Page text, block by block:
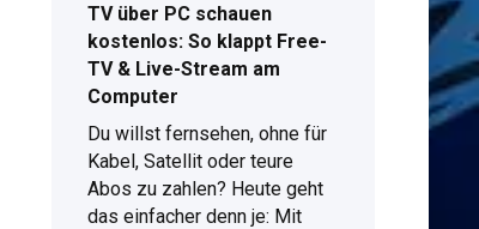
TV über PC schauen
kostenlos: So klappt Free-
TV & Live-Stream am
Computer
Du willst fernsehen, ohne für
Kabel, Satellit oder teure
Abos zu zahlen? Heute geht
das einfacher denn je: Mit